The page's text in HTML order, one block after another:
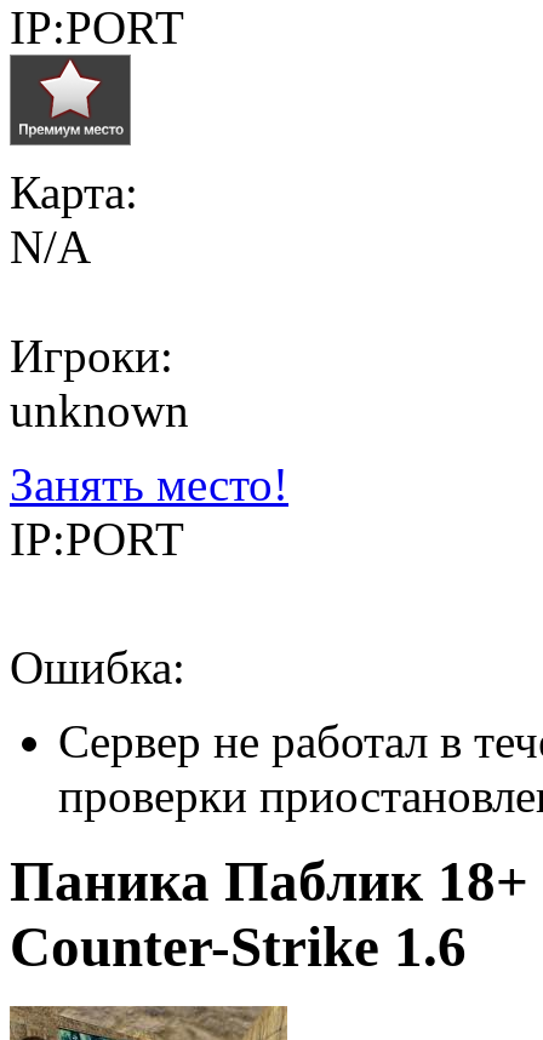
IP:PORT
Карта:
N/A
Игроки:
unknown
Занять место!
IP:PORT
Ошибка:
Сервер не работал в
проверки
Паника Паблик
Counter-Strike 1.6